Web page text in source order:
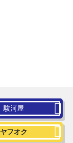
駿河屋
ヤフオク